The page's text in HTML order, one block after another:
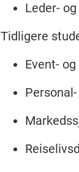
Leder-
Tidligere
Event-